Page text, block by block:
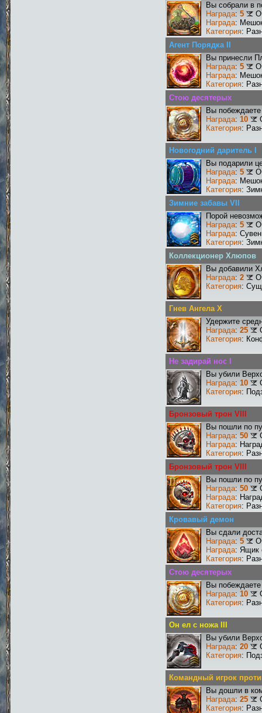
Вы собрали в
Награда: 5
Награда:
Категория:
Агент Порядка II
Вы принесли
Награда: 5
Награда:
Категория:
Стою десятерых
Вы
Награда: 10
Категория:
Новогодний даритель I
Вы подарили
Награда: 5
Награда:
Категория:
Зимние забавы VII
Порой
Награда: 5
Награда:
Категория:
Коллекционер Хлюпов
Вы добавили
Награда: 2
Категория:
Гнев Ангела X
Удержите
Награда: 25
Категория:
Не задирай нос I
Вы убили
Награда: 10
Категория:
Бронзовый трон VIII
Вы пошли по
Награда: 50
Награда:
Категория:
Бронзовый трон VIII
Вы пошли по
Награда: 50
Награда:
Категория:
Кровавый демон
Вы сдали
Награда: 5
Награда: Ящик
Категория:
Стою десятерых
Вы
Награда: 10
Категория:
Он ел с ножа III
Вы убили
Награда: 20
Категория:
Командный игрок
Вы дошли в
Награда: 25
Категория: